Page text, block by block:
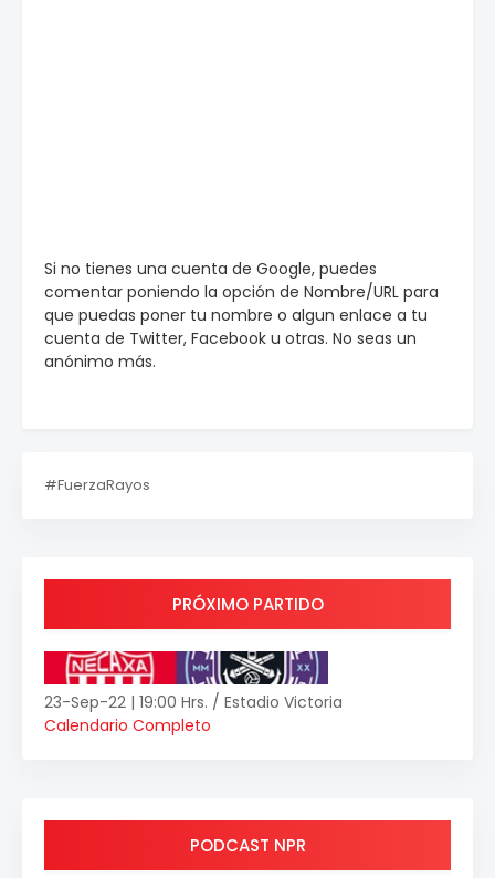
Si no tienes una cuenta de Google, puedes
comentar poniendo la opción de Nombre/URL para
que puedas poner tu nombre o algun enlace a tu
cuenta de Twitter, Facebook u otras. No seas un
anónimo más.
#FuerzaRayos
PRÓXIMO PARTIDO
23-Sep-22 | 19:00 Hrs. / Estadio Victoria
Calendario Completo
PODCAST NPR